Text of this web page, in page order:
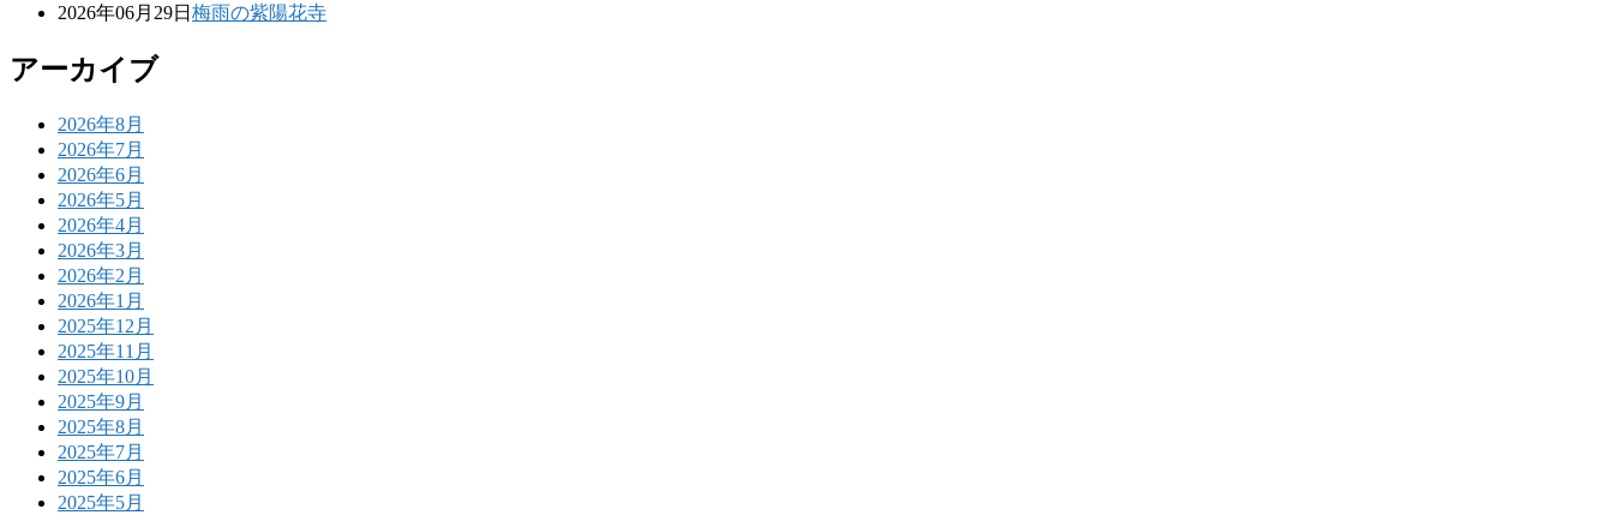
2026年06月29日 梅雨の紫陽花寺
アーカイブ
2026年8月
2026年7月
2026年6月
2026年5月
2026年4月
2026年3月
2026年2月
2026年1月
2025年12月
2025年11月
2025年10月
2025年9月
2025年8月
2025年7月
2025年6月
2025年5月